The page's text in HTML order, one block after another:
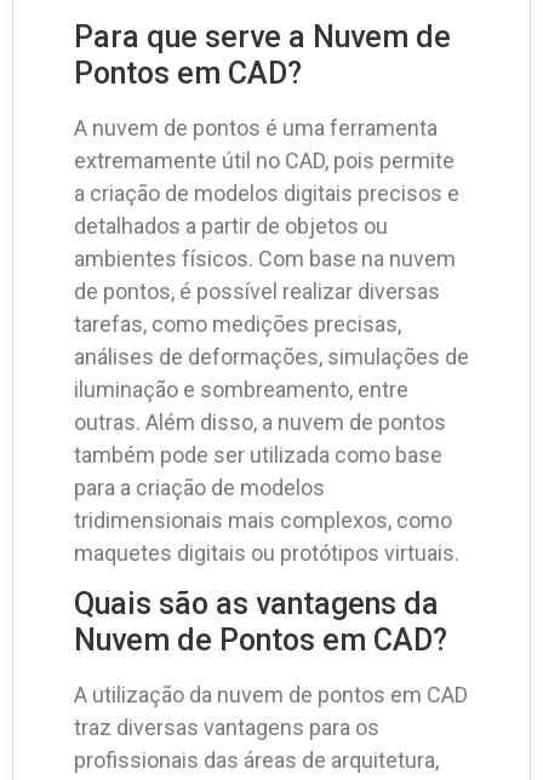
Para que serve a Nuvem de
Pontos em CAD?
A nuvem de pontos é uma ferramenta
extremamente útil no CAD, pois permite
a criação de modelos digitais precisos e
detalhados a partir de objetos ou
ambientes físicos. Com base na nuvem
de pontos, é possível realizar diversas
tarefas, como medições precisas,
análises de deformações, simulações de
iluminação e sombreamento, entre
outras. Além disso, a nuvem de pontos
também pode ser utilizada como base
para a criação de modelos
tridimensionais mais complexos, como
maquetes digitais ou protótipos virtuais.
Quais são as vantagens da
Nuvem de Pontos em CAD?
A utilização da nuvem de pontos em CAD
traz diversas vantagens para os
profissionais das áreas de arquitetura,